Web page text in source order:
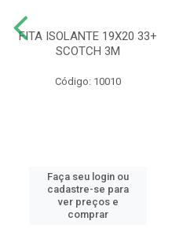
FITA ISOLANTE 19X20 33+
SCOTCH 3M
Código: 10010
Faça seu login ou
cadastre-se para
ver preços e
comprar